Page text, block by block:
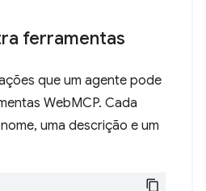
ferramentas
que um agente pode
WebMCP. Cada
uma descrição e um